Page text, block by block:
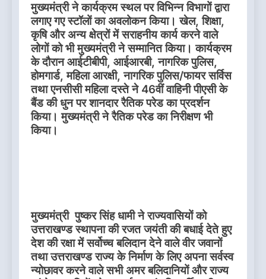
मुख्यमंत्री ने कार्यक्रम स्थल पर विभिन्न विभागों द्वारा
लगाए गए स्टॉलों का अवलोकन किया। खेल, शिक्षा,
कृषि और अन्य क्षेत्रों में सराहनीय कार्य करने वाले
लोगों को भी मुख्यमंत्री ने सम्मानित किया। कार्यक्रम
के दौरान आईटीबीपी, आईआरबी, नागरिक पुलिस,
होमगार्ड, महिला आरक्षी, नागरिक पुलिस/फायर सर्विस
तथा एनसीसी महिला दस्ते ने 46वीं वाहिनी पीएसी के
बैंड की धुन पर शानदार रैतिक परेड का प्रदर्शन
किया। मुख्यमंत्री ने रैतिक परेड का निरीक्षण भी
किया।
मुख्यमंत्री पुष्कर सिंह धामी ने राज्यवासियों को
उत्तराखण्ड स्थापना की रजत जयंती की बधाई देते हुए
देश की रक्षा में सर्वोच्च बलिदान देने वाले वीर जवानों
तथा उत्तराखण्ड राज्य के निर्माण के लिए अपना सर्वस्व
न्योछावर करने वाले सभी अमर बलिदानियों और राज्य